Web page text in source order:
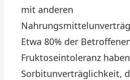
mit anderen
Etwa 80% der
Fruktoseintoleranz
Sorbitunverträglichkeit,